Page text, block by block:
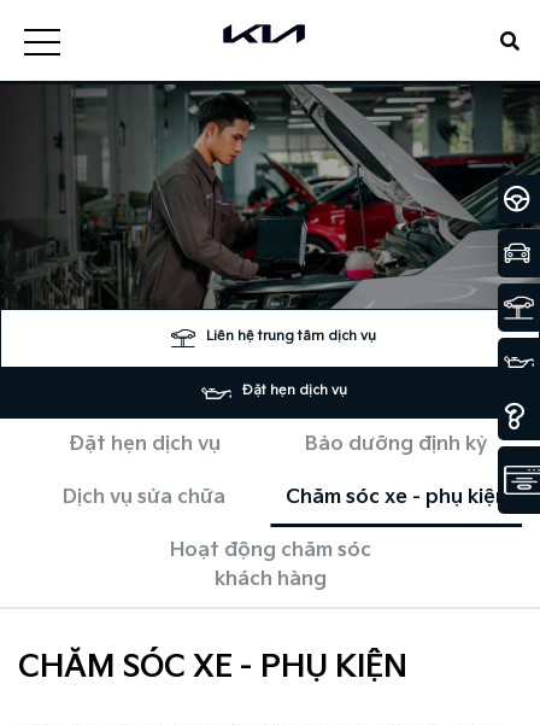
Liên hệ trung tâm dịch vụ
Đặt hẹn dịch vụ
Đặt hẹn dịch vụ Bảo dưỡng định kỳ
Dịch vụ sửa chữa Chăm sóc xe - phụ kiện
Hoạt động chăm sóc
khách hàng
CHĂM SÓC XE - PHỤ KIỆN